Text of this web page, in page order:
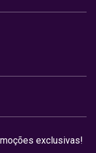
exclusivas!